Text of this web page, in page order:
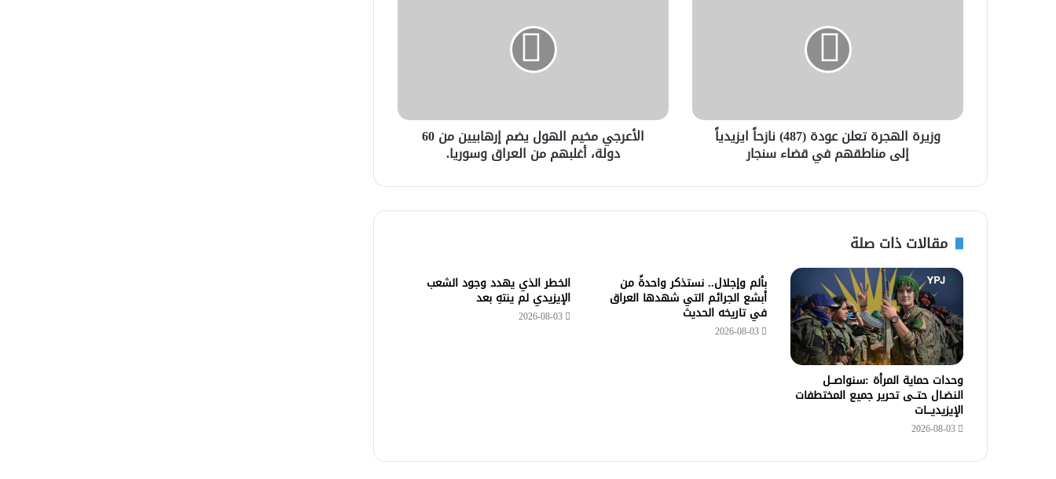
وزيرة الهجرة تعلن عودة (487) نازحاً ايزيدياً
إلى مناطقهم في قضاء سنجار
الأعرجي مخيم الهول يضم إرهابيين من 60
دولة، أغلبهم من العراق وسوريا.
مقالات ذات صلة
وحدات حماية المرأة :سنواصــل
النضـال حتــى تحرير جميع المختطفات
الإيزيديـــات
2026-08-03
بألم وإجلال.. نستذكر واحدةً من
أبشع الجرائم التي شهدها العراق
في تاريخه الحديث
2026-08-03
الخطر الذي يهدد وجود الشعب
الإيزيدي لم ينتهِ بعد
2026-08-03